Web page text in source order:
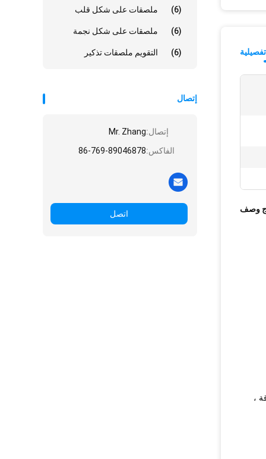
ملصقات على شكل قلب (6)
ملصقات على شكل نجمة (6)
التقويم ملصقات تذكير (6)
إتصال
إتصال:Mr. Zhang
الفاكس:86-769-89046878
اتصل وصف
،